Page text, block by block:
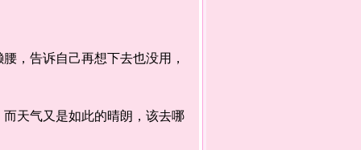
，告诉自己再想下去也没用，
天气又是如此的晴朗，该去哪